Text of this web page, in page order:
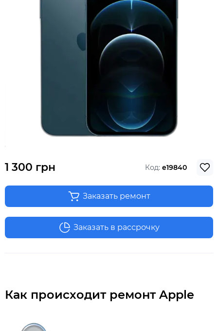
1 300 грн Код: e19840
Заказать ремонт
Заказать в рассрочку
Как происходит ремонт Apple